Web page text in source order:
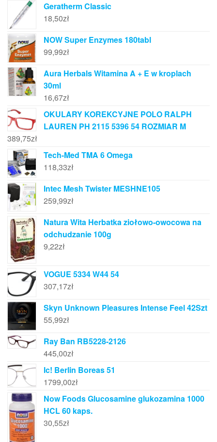
Geratherm Classic
18,50zł
NOW Super Enzymes 180tabl
99,99zł
Aura Herbals Witamina A + E w kroplach
30ml
16,67zł
OKULARY KOREKCYJNE POLO RALPH
LAUREN PH 2115 5396 54 ROZMIAR M
389,75zł
Tech-Med TMA 6 Omega
118,33zł
Intec Mesh Twister MESHNE105
259,99zł
Natura Wita Herbatka ziołowo-owocowa na
odchudzanie 100g
9,22zł
VOGUE 5334 W44 54
307,17zł
Skyn Unknown Pleasures Intense Feel 42Szt
55,99zł
Ray Ban RB5228-2126
445,00zł
Ic! Berlin Boreas 51
1799,00zł
Now Foods Glucosamine glukozamina 1000
HCL 60 kaps.
30,55zł